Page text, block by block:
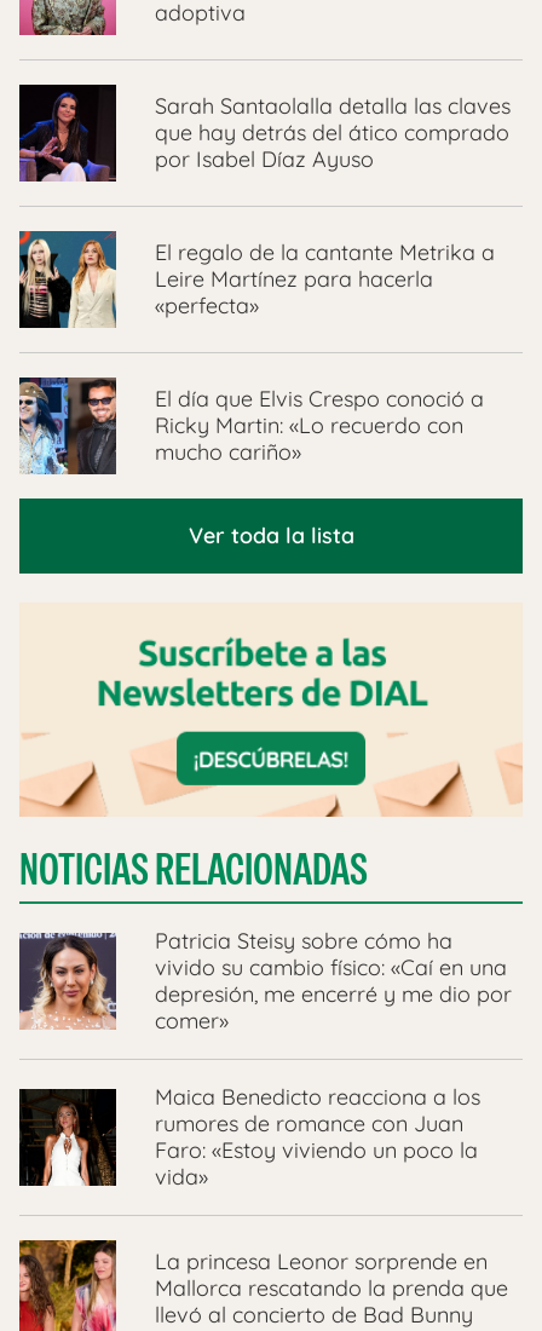
adoptiva
Sarah Santaolalla detalla las claves
que hay detrás del ático comprado
por Isabel Díaz Ayuso
El regalo de la cantante Metrika a
Leire Martínez para hacerla
«perfecta»
El día que Elvis Crespo conoció a
Ricky Martin: «Lo recuerdo con
mucho cariño»
Ver toda la lista
NOTICIAS RELACIONADAS
Patricia Steisy sobre cómo ha
vivido su cambio físico: «Caí en una
depresión, me encerré y me dio por
comer»
Maica Benedicto reacciona a los
rumores de romance con Juan
Faro: «Estoy viviendo un poco la
vida»
La princesa Leonor sorprende en
Mallorca rescatando la prenda que
llevó al concierto de Bad Bunny